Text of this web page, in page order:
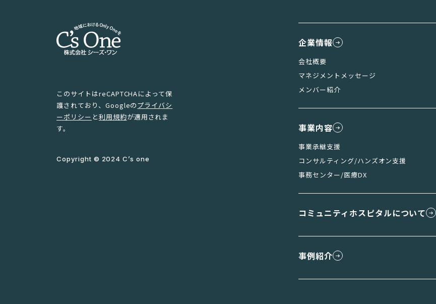
このサイトはreCAPTCHAによって保
護されており、Googleのプライバシ
ーポリシー と利用規約が適用されま
す。
Copyright © 2024 C’s one
企業情報
会社概要
マネジメントメッセージ
メンバー紹介
事業内容
事業承継支援
コンサルティング/ハンズオン支援
事務センター/医療DX
コミュニティホスピタルについて
事例紹介